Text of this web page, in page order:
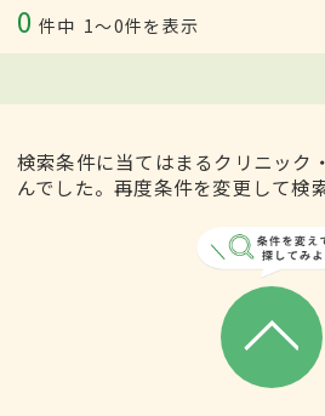
0 件中 1〜0件を表示
検索条件に当てはまるクリニック
んでした。再度条件を変更して検